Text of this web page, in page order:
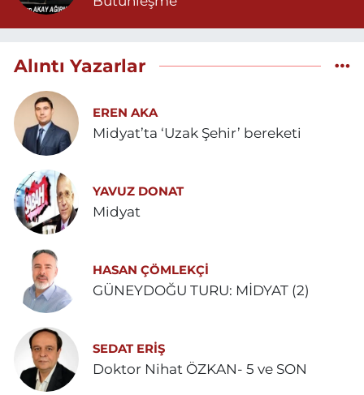
Alıntı Yazarlar
EREN AKA
Midyat’ta ‘Uzak Şehir’ bereketi
YAVUZ DONAT
Midyat
HASAN ÇÖMLEKÇİ
GÜNEYDOĞU TURU: MİDYAT (2)
SEDAT ERİŞ
Doktor Nihat ÖZKAN- 5 ve SON